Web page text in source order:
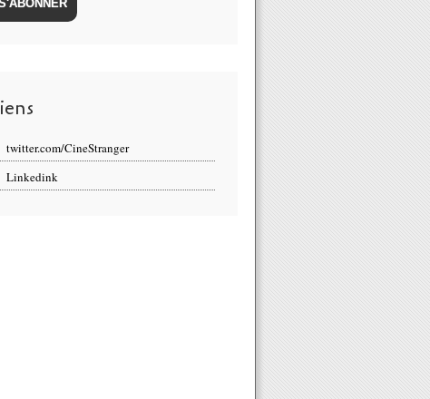
twitter.com/CineStranger
Linkedink